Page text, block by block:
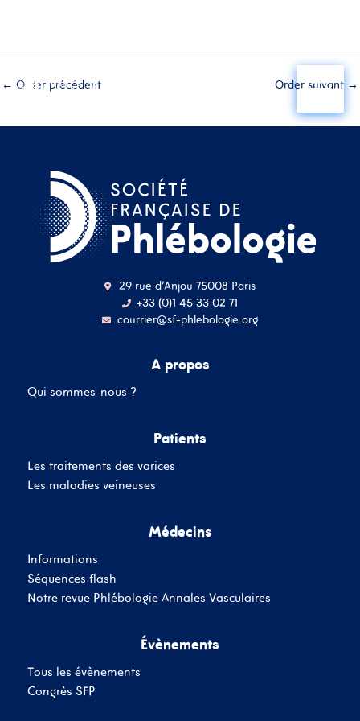
← Order précédent Order suivant →
29 rue d'Anjou 75008 Paris
+33 (0)1 45 33 02 71
courrier@sf-phlebologie.org
A propos
Qui sommes-nous ?
Patients
Les traitements des varices
Les maladies veineuses
Médecins
Informations
Séquences flash
Notre revue Phlébologie Annales Vasculaires
Évènements
Tous les évènements
Congrès SFP
adresse mail
Se souvenir de moi
SE CONNECTER
Inscrivez-Vous